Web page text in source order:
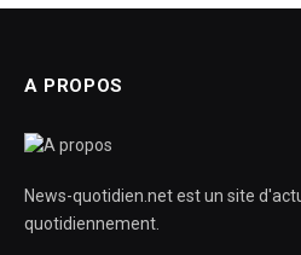
A PROPOS
News-quotidien.net est un site
quotidiennement.